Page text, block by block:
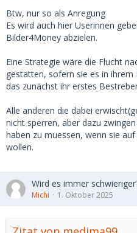
Btw, nur so als Anregung
Es wird auch hier Userinnen
Bilder4Money abzielen.
Eine Strategie wäre die Flucht
gestatten, sofern sie es in
das zunächst ihr erstes
Alle anderen die dabei
nicht sperren, aber dazu
haben zu muessen, wenn sie
wollen.
Wird es immer
Michi 1. Oktober 2025